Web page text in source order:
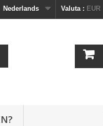
Valuta : EUR
Nederlands